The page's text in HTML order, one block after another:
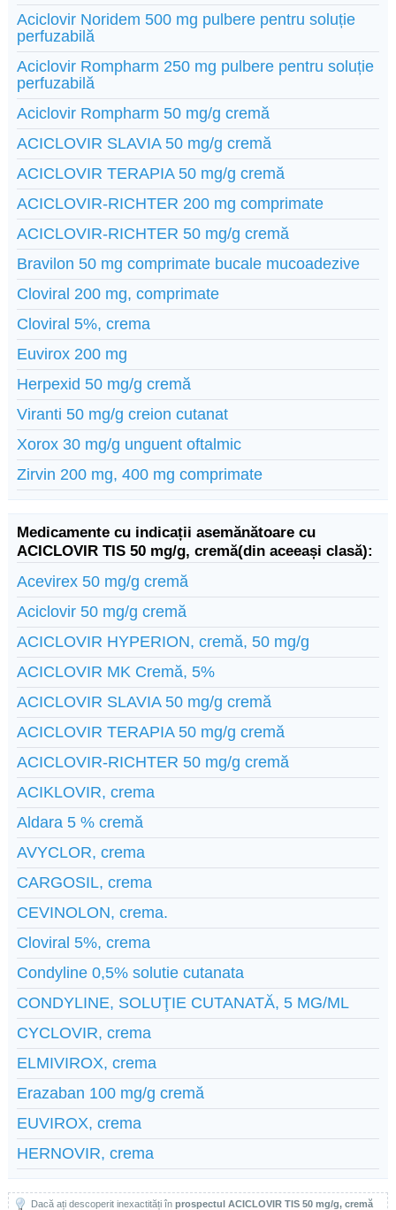
Aciclovir Noridem 500 mg pulbere pentru soluție
perfuzabilă
Aciclovir Rompharm 250 mg pulbere pentru soluție
perfuzabilă
Aciclovir Rompharm 50 mg/g cremă
ACICLOVIR SLAVIA 50 mg/g cremă
ACICLOVIR TERAPIA 50 mg/g cremă
ACICLOVIR-RICHTER 200 mg comprimate
ACICLOVIR-RICHTER 50 mg/g cremă
Bravilon 50 mg comprimate bucale mucoadezive
Cloviral 200 mg, comprimate
Cloviral 5%, crema
Euvirox 200 mg
Herpexid 50 mg/g cremă
Viranti 50 mg/g creion cutanat
Xorox 30 mg/g unguent oftalmic
Zirvin 200 mg, 400 mg comprimate
Medicamente cu indicații asemănătoare cu
ACICLOVIR TIS 50 mg/g, cremă(din aceeași clasă):
Acevirex 50 mg/g cremă
Aciclovir 50 mg/g cremă
ACICLOVIR HYPERION, cremă, 50 mg/g
ACICLOVIR MK Cremă, 5%
ACICLOVIR SLAVIA 50 mg/g cremă
ACICLOVIR TERAPIA 50 mg/g cremă
ACICLOVIR-RICHTER 50 mg/g cremă
ACIKLOVIR, crema
Aldara 5 % cremă
AVYCLOR, crema
CARGOSIL, crema
CEVINOLON, crema.
Cloviral 5%, crema
Condyline 0,5% solutie cutanata
CONDYLINE, SOLUŢIE CUTANATĂ, 5 MG/ML
CYCLOVIR, crema
ELMIVIROX, crema
Erazaban 100 mg/g cremă
EUVIROX, crema
HERNOVIR, crema
Dacă ați descoperit inexactități în prospectul ACICLOVIR TIS 50 mg/g, cremă